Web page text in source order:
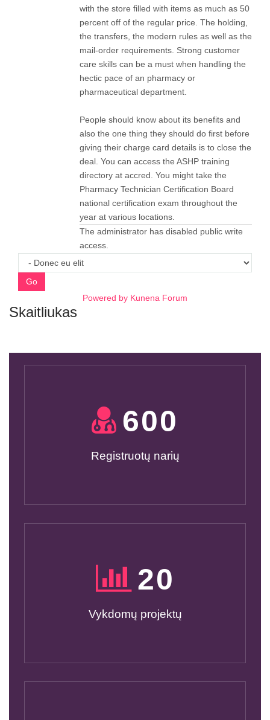
with the store filled with items as much as 50
percent off of the regular price. The holding,
the transfers, the modern rules as well as the
mail-order requirements. Strong customer
care skills can be a must when handling the
hectic pace of an pharmacy or
pharmaceutical department.
People should know about its benefits and
also the one thing they should do first before
giving their charge card details is to close the
deal. You can access the ASHP training
directory at accred. You might take the
Pharmacy Technician Certification Board
national certification exam throughout the
year at various locations.
The administrator has disabled public write
access.
Go
Powered by Kunena Forum
Skaitliukas
600
Registruotų narių
20
Vykdomų projektų